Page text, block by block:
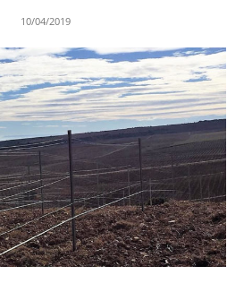
10/04/2019